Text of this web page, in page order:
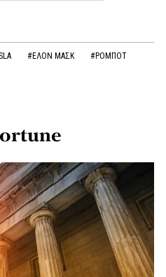
#ΕΛΟΝ ΜΑΣΚ #ΡΟΜΠΟΤ